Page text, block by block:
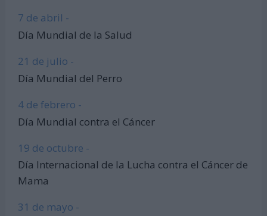
7 de abril -
Día Mundial de la Salud
21 de julio -
Día Mundial del Perro
4 de febrero -
Día Mundial contra el Cáncer
19 de octubre -
Día Internacional de la Lucha contra el Cáncer de
Mama
31 de mayo -